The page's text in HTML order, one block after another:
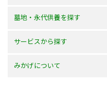
50万以内
100万以内
150万以内
墓地・永代供養を探す
大阪府
兵庫県
サービスから探す
お墓を建てる
みかげについて